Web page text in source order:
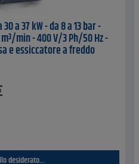
a 37 kW - da 8 a 13 bar -
min - 400 V/3 Ph/50 Hz -
e essiccatore a freddo
desiderato...